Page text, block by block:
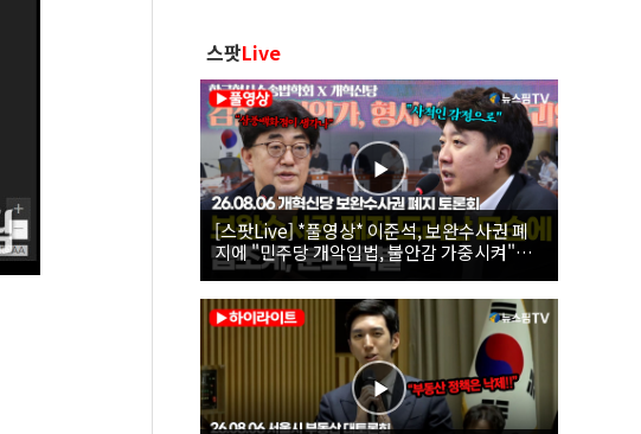
스팟Live
[스팟Live] *풀영상* 이준석, 보완수사권 폐
지에 "민주당 개악입법, 불안감 가중시켜"｜
26.08.06 개혁신당 보완수사권 폐지 토론회